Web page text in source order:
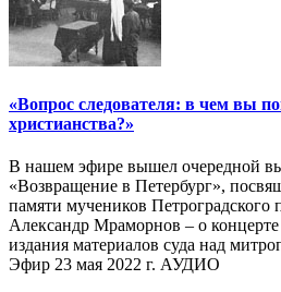
«Вопрос следователя: в чем вы
христианства?»
В нашем эфире вышел очередной
«Возвращение в Петербург»,
памяти мучеников Петроградского
Александр Мраморнов – о
издания материалов суда над
Эфир 23 мая 2022 г. АУДИО